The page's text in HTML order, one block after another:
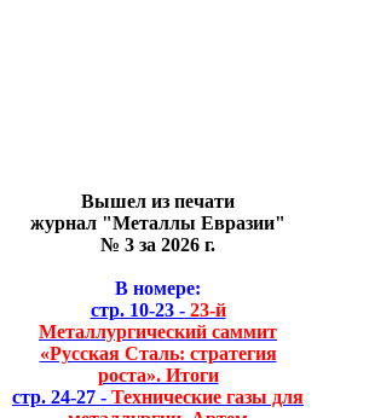
Вышел из печати
журнал "Металлы Евразии"
№ 3 за 2026 г.
В номере:
стр. 10-23 -23-й
Металлургический саммит
«Русская Сталь: стратегия
роста». Итоги
стр. 24-27 - Технические газы для